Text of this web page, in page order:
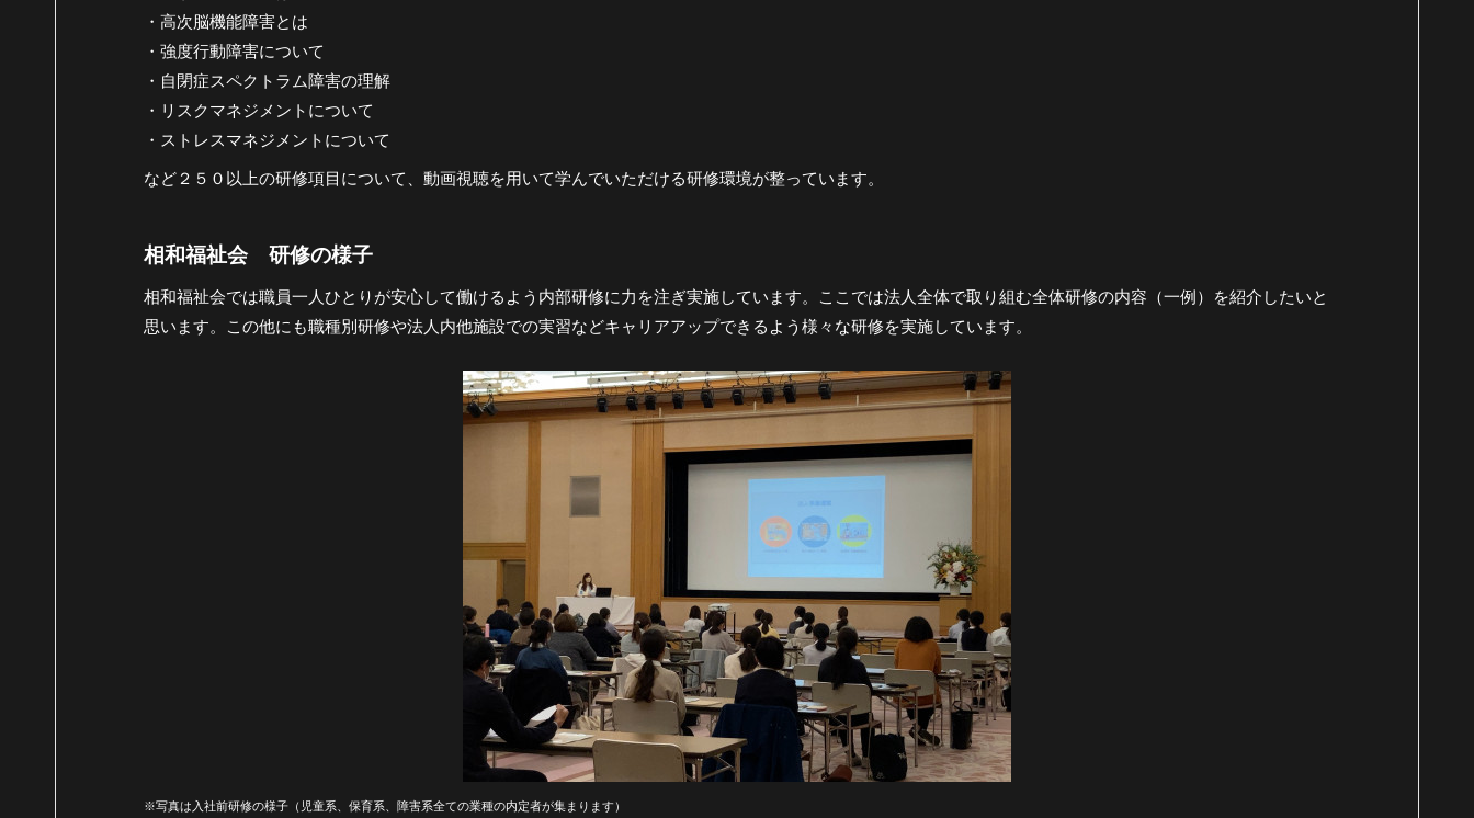
・高次脳機能障害とは
・強度行動障害について
・自閉症スペクトラム障害の理解
・リスクマネジメントについて
・ストレスマネジメントについて
など２５０以上の研修項目について、動画視聴を用いて学んでいただける研修環境が整っています。
相和福祉会 研修の様子
相和福祉会では職員一人ひとりが安心して働けるよう内部研修に力を注ぎ実施しています。ここでは法人全体で取り組む全体研修の内容（一例）を紹介したいと
思います。この他にも職種別研修や法人内他施設での実習などキャリアアップできるよう様々な研修を実施しています。
※写真は入社前研修の様子（児童系、保育系、障害系全ての業種の内定者が集まります）